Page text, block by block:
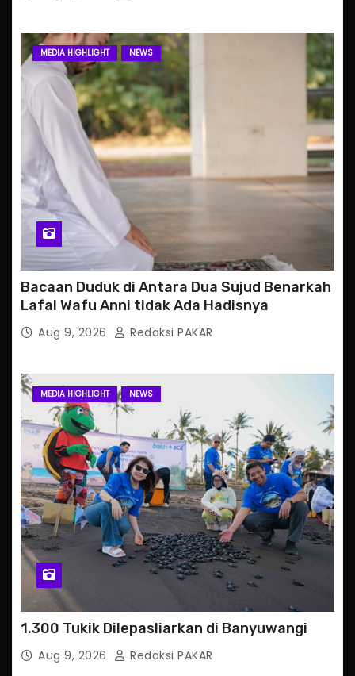
MEDIA HIGHLIGHT NEWS
Bacaan Duduk di Antara Dua Sujud Benarkah
Lafal Wafu Anni tidak Ada Hadisnya
Aug 9, 2026 Redaksi PAKAR
MEDIA HIGHLIGHT NEWS
1.300 Tukik Dilepasliarkan di Banyuwangi
Aug 9, 2026 Redaksi PAKAR